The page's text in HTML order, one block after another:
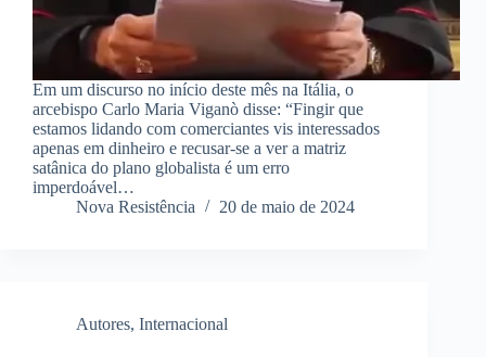
Em um discurso no início deste mês na Itália, o
arcebispo Carlo Maria Viganò disse: “Fingir que
estamos lidando com comerciantes vis interessados
apenas em dinheiro e recusar-se a ver a matriz
satânica do plano globalista é um erro
imperdoável…
Nova Resistência
20 de maio de 2024
Autores, Internacional